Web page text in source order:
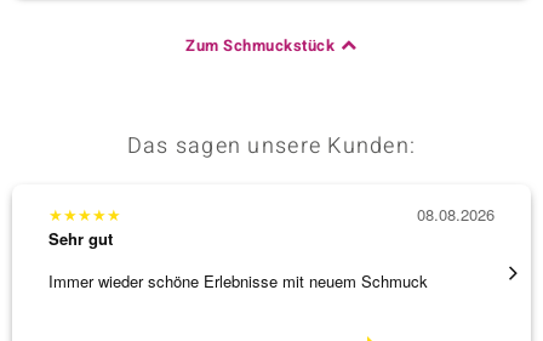
Zum Schmuckstück
Das sagen unsere Kunden:
★★★★★
Sehr gut
Immer wieder schöne Erlebnisse mit neuem Schmuck
08.08.2026